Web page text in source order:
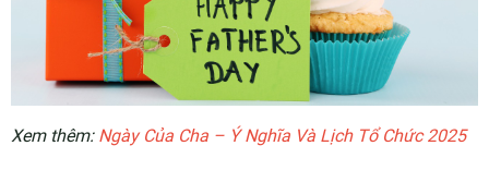
Xem thêm: Ngày Của Cha – Ý Nghĩa Và Lịch Tổ Chức 2025